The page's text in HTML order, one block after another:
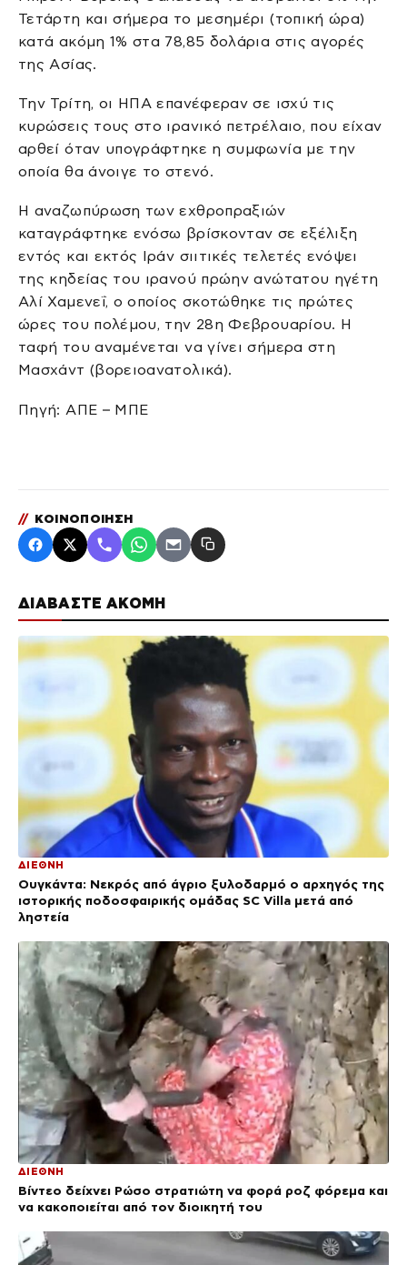
ΔΙΑΒΑΣΤΕ ΑΚΟΜΗ
ΔΙΕΘΝΗ
Ουγκάντα: Νεκρός από άγριο ξυλοδαρμό ο αρχηγός της
ιστορικής ποδοσφαιρικής ομάδας SC Villa μετά από
ληστεία
ΔΙΕΘΝΗ
Βίντεο δείχνει Ρώσο στρατιώτη να φορά ροζ φόρεμα και
να κακοποιείται από τον διοικητή του
Τετάρτη και σήμερα το μεσημέρι (τοπική ώρα)
κατά ακόμη 1% στα 78,85 δολάρια στις αγορές
της Ασίας.
Την Τρίτη, οι ΗΠΑ επανέφεραν σε ισχύ τις
κυρώσεις τους στο ιρανικό πετρέλαιο, που είχαν
αρθεί όταν υπογράφτηκε η συμφωνία με την
οποία θα άνοιγε το στενό.
Η αναζωπύρωση των εχθροπραξιών
καταγράφτηκε ενόσω βρίσκονταν σε εξέλιξη
εντός και εκτός Ιράν σιιτικές τελετές ενόψει
της κηδείας του ιρανού πρώην ανώτατου ηγέτη
Αλί Χαμενεΐ, ο οποίος σκοτώθηκε τις πρώτες
ώρες του πολέμου, την 28η Φεβρουαρίου. Η
ταφή του αναμένεται να γίνει σήμερα στη
Μασχάντ (βορειοανατολικά).
Πηγή: ΑΠΕ – ΜΠΕ
// ΚΟΙΝΟΠΟΙΗΣΗ